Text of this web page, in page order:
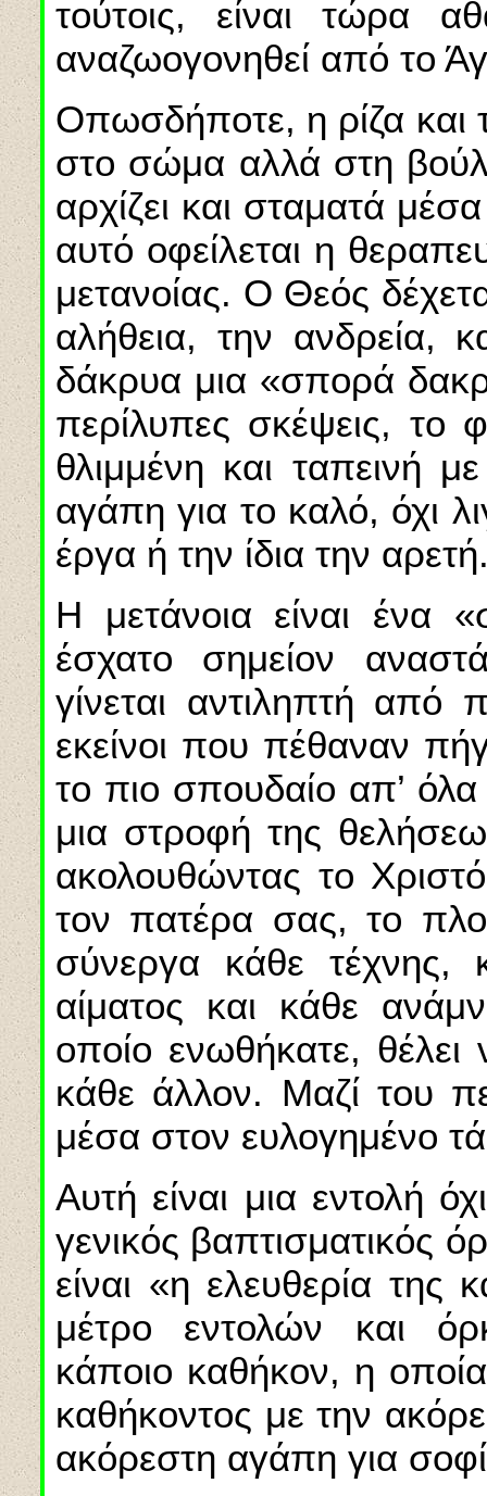
τούτοις, είναι τώρα
αναζωογονηθεί από το
Οπωσδήποτε, η ρίζα και
στο σώμα αλλά στη
αρχίζει και σταματά
αυτό οφείλεται η
μετανοίας. Ο Θεός
αλήθεια, την ανδρεία,
δάκρυα μια «σπορά
περίλυπες σκέψεις, το
θλιμμένη και ταπεινή
αγάπη για το καλό, όχι
έργα ή την ίδια την
Η μετάνοια είναι ένα
έσχατο σημείον
γίνεται αντιληπτή από
εκείνοι που πέθαναν
το πιο σπουδαίο απ’ όλα
μια στροφή της
ακολουθώντας το
τον πατέρα σας, το
σύνεργα κάθε τέχνης,
αίματος και κάθε
οποίο ενωθήκατε,
κάθε άλλον. Μαζί του
μέσα στον ευλογημένο
Αυτή είναι μια εντολή
γενικός βαπτισματικός
είναι «η ελευθερία της
μέτρο εντολών και
κάποιο καθήκον, η
καθήκοντος με την
ακόρεστη αγάπη για